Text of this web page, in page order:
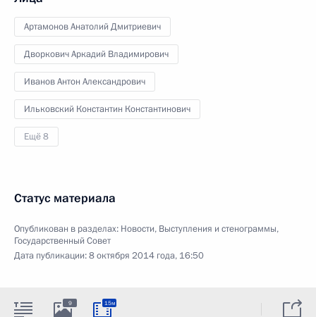
Артамонов Анатолий Дмитриевич
Дворкович Аркадий Владимирович
Иванов Антон Александрович
Ильковский Константин Константинович
Ещё 8
Статус материала
Опубликован в разделах: Новости, Выступления и стенограммы,
Государственный Совет
Дата публикации:8 октября 2014 года, 16:50
9 15м